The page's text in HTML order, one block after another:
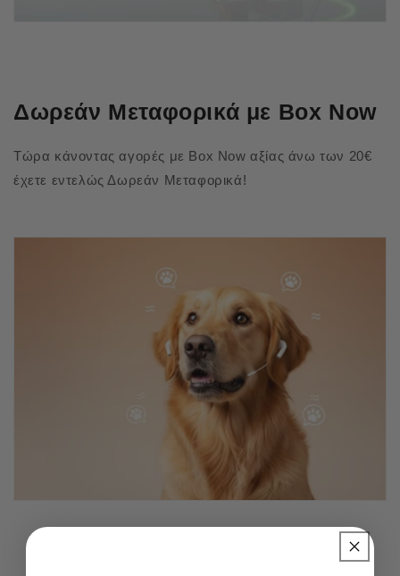
Δωρεάν Μεταφορικά με Box Now
Τώρα κάνοντας αγορές με Box Now αξίας άνω των 20€
έχετε εντελώς Δωρεάν Μεταφορικά!